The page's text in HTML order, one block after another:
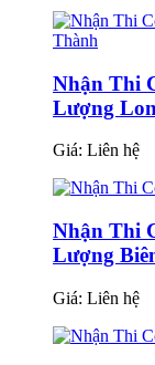
Nhận Thi
Lượng
Giá: Liên hệ
Nhận Thi
Lượng
Giá: Liên hệ